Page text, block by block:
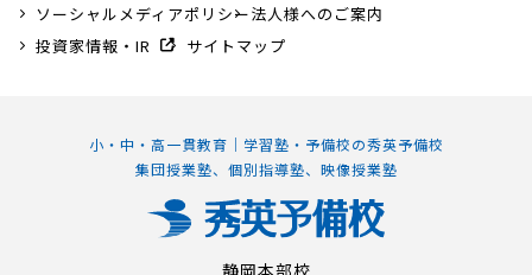
小・中・高一貫教育｜学習塾・予備校の秀英予備校
集団授業塾、個別指導塾、映像授業塾
ソーシャルメディアポリシー法人様へのご案内
投資家情報・IR
サイトマップ